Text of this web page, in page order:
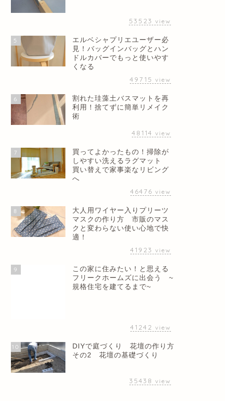
53523 view
5
エルベシャプリエユーザー必
見！バッグインバッグとハン
ドルカバーでもっと使いやす
くなる
49715 view
6
割れた珪藻土バスマットを再
利用！捨てずに簡単リメイク
術
48114 view
7
買ってよかったもの！掃除が
しやすい洗えるラグマット
買い替えで家事楽なリビング
へ
46476 view
8
大人用ワイヤー入りプリーツ
マスクの作り方 市販のマス
クと変わらない使い心地で快
適！
41923 view
9
この家に住みたい！と思える
フリークホームズに出会う ~
規格住宅を建てるまで~
41242 view
10
DIYで庭づくり 花壇の作り方
その2 花壇の基礎づくり
35438 view